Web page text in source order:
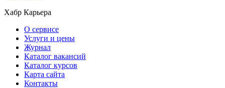
Хабр Карьера
О сервисе
Услуги и цены
Журнал
Каталог вакансий
Каталог курсов
Карта сайта
Контакты